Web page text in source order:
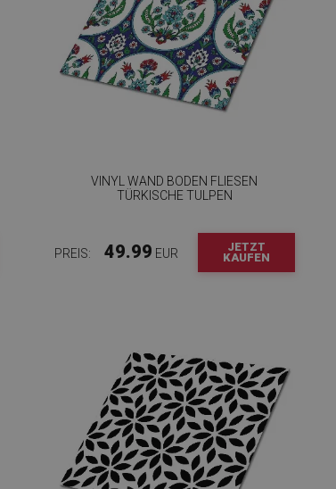
VINYL WAND BODEN FLIESEN
TÜRKISCHE TULPEN
PREIS: 49.99 EUR
JETZT
KAUFEN